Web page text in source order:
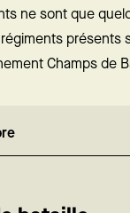
ne sont que
présents
Champs de